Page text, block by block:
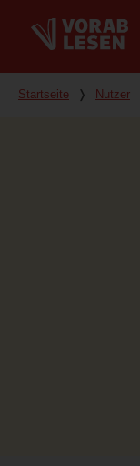
Du bist hier
Startseite ❭ Nutzer